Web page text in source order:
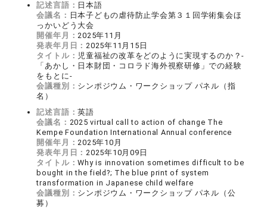
記述言語： 日本語
会議名： 日本子どもの虐待防止学会第３１回学術集会ほ
っかいどう大会
開催年月：2025年11月
発表年月日：2025年11月15日
タイトル： 児童福祉の改革をどのように実現するのか？-
「あかし・日本財団・コロラド海外視察研修」での経験
をもとに-
会議種別： シンポジウム・ワークショップ パネル（指
名）
記述言語：英語
会議名： 2025 virtual call to action of change The
Kempe Foundation International Annual conference
開催年月：2025年10月
発表年月日：2025年10月09日
タイトル：Why is innovation sometimes difficult to be
bought in the field?; The blue print of system
transformation in Japanese child welfare
会議種別： シンポジウム・ワークショップ パネル（公
募）